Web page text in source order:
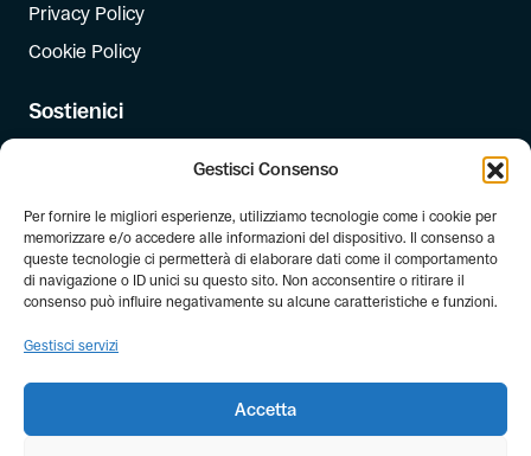
Gestisci Consenso
Per fornire le migliori esperienze, utilizziamo tecnologie come i cookie per
memorizzare e/o accedere alle informazioni del dispositivo. Il consenso a
queste tecnologie ci permetterà di elaborare dati come il comportamento
di navigazione o ID unici su questo sito. Non acconsentire o ritirare il
consenso può influire negativamente su alcune caratteristiche e funzioni.
Gestisci servizi
Accetta
Privacy Policy
Cookie Policy
Sostienici
Dona il 5 per mille
Newsletter